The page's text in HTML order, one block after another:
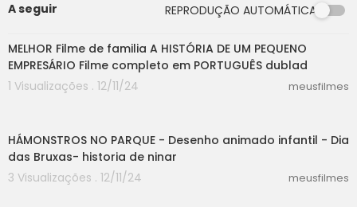
A seguir REPRODUÇÃO AUTOMÁTICA
29:54
MELHOR Filme de familia A HISTÓRIA DE UM PEQUENO
EMPRESÁRIO Filme completo em PORTUGUÊS dublad
1 Visualizações . 12/11/24
meusfilmes
HÁMONSTROS NO PARQUE - Desenho animado infantil - Dia
das Bruxas- historia de ninar
3 Visualizações . 12/11/24
meusfilmes